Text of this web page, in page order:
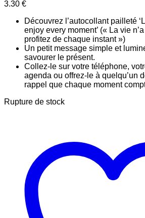
3.30 €
Découvrez l’autocollant pailleté
enjoy every moment’ (« La vie
profitez de chaque instant »)
Un petit message simple et
savourer le présent.
Collez-le sur votre téléphone,
agenda ou offrez-le à quelqu’un
rappel que chaque moment
Rupture de stock